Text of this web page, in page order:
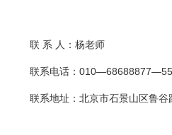
联 系 人：杨老师
联系电话：
联系地址：北京市石景山区鲁谷